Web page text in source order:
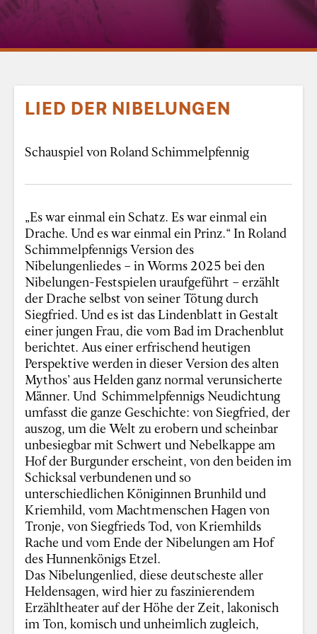
LIED DER NIBELUNGEN
Schauspiel von Roland Schimmelpfennig
„Es war einmal ein Schatz. Es war einmal ein
Drache. Und es war einmal ein Prinz.“ In Roland
Schimmelpfennigs Version des
Nibelungenliedes – in Worms 2025 bei den
Nibelungen-Festspielen uraufgeführt – erzählt
der Drache selbst von seiner Tötung durch
Siegfried. Und es ist das Lindenblatt in Gestalt
einer jungen Frau, die vom Bad im Drachenblut
berichtet. Aus einer erfrischend heutigen
Perspektive werden in dieser Version des alten
Mythos’ aus Helden ganz normal verunsicherte
Männer. Und Schimmelpfennigs Neudichtung
umfasst die ganze Geschichte: von Siegfried, der
auszog, um die Welt zu erobern und scheinbar
unbesiegbar mit Schwert und Nebelkappe am
Hof der Burgunder erscheint, von den beiden im
Schicksal verbundenen und so
unterschiedlichen Königinnen Brunhild und
Kriemhild, vom Machtmenschen Hagen von
Tronje, von Siegfrieds Tod, von Kriemhilds
Rache und vom Ende der Nibelungen am Hof
des Hunnenkönigs Etzel.
Das Nibelungenlied, diese deutscheste aller
Heldensagen, wird hier zu faszinierendem
Erzähltheater auf der Höhe der Zeit, lakonisch
im Ton, komisch und unheimlich zugleich,